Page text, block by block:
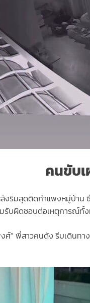
คนขับ
ริมสุดติดกำแพงหมู่บ้าน
บผิดชอบต่อเหตุการณ์ทั้ง
” พี่สาวคนดัง รีบเดินทา